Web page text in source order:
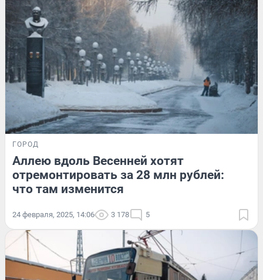
ГОРОД
Аллею вдоль Весенней хотят
отремонтировать за 28 млн рублей:
что там изменится
24 февраля, 2025, 14:06 3 178 5